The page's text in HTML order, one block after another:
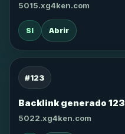
5015.xg4ken.com
SI Abrir
#123
Backlink generado 123
5022.xg4ken.com